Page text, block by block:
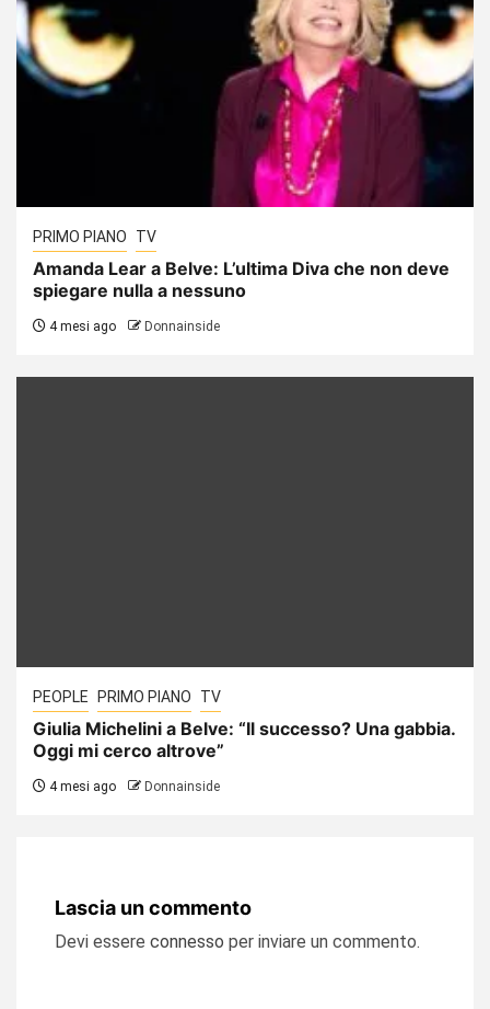
PRIMO PIANO TV
Amanda Lear a Belve: L’ultima Diva che non deve
spiegare nulla a nessuno
4 mesi ago Donnainside
PEOPLE PRIMO PIANO TV
Giulia Michelini a Belve: “Il successo? Una gabbia.
Oggi mi cerco altrove”
4 mesi ago Donnainside
Lascia un commento
Devi essere connesso per inviare un commento.